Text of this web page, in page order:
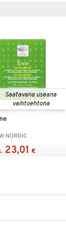
Saatavana useana
vaihtoehtona
NORDIC
23,01 €